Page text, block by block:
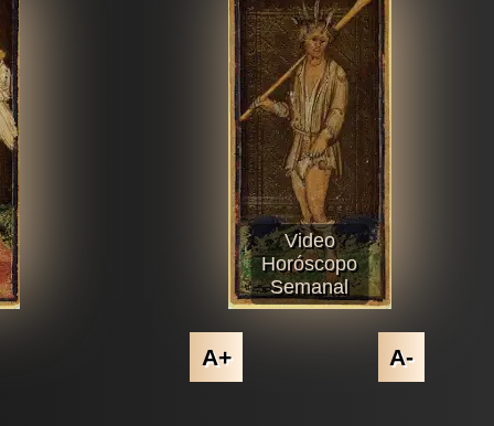
Video
Horóscopo
Semanal
A+ A-